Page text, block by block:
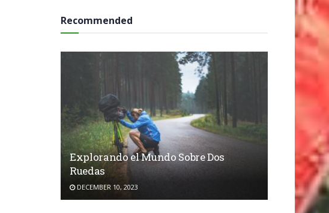
Recommended
Explorando el Mundo Sobre Dos
Ruedas
DECEMBER 10, 2023